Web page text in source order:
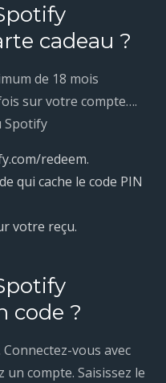
cadeau ?
de 18 mois
sur votre compte….
Spotify
redeem.
qui cache le code PIN
votre reçu.
code ?
vous avec
compte. Saisissez le